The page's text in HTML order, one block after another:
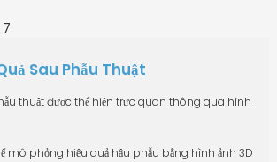
Sau Phẫu Thuật
thuật được thể hiện trực quan thông qua hình
mô phỏng hiệu quả hậu phẫu bằng hình ảnh 3D